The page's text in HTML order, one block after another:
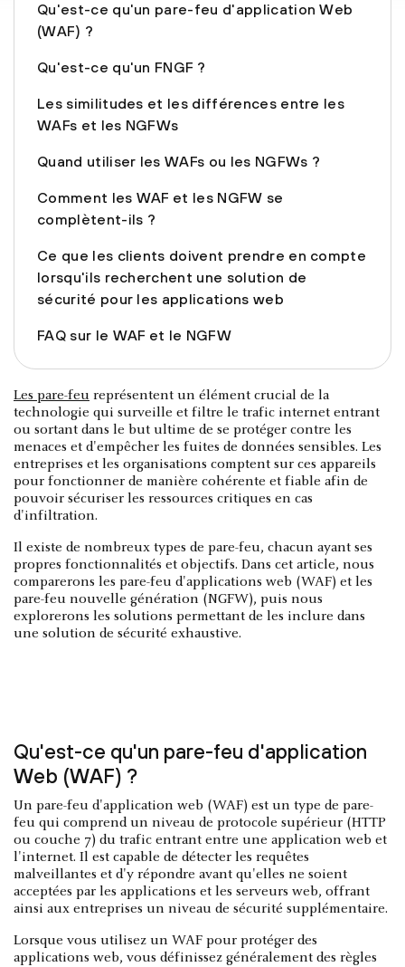
Qu'est-ce qu'un pare-feu d'application Web
(WAF) ?
Qu'est-ce qu'un FNGF ?
Les similitudes et les différences entre les
WAFs et les NGFWs
Quand utiliser les WAFs ou les NGFWs ?
Comment les WAF et les NGFW se
complètent-ils ?
Ce que les clients doivent prendre en compte
lorsqu'ils recherchent une solution de
sécurité pour les applications web
FAQ sur le WAF et le NGFW
Les pare-feu représentent un élément crucial de la
technologie qui surveille et filtre le trafic internet entrant
ou sortant dans le but ultime de se protéger contre les
menaces et d'empêcher les fuites de données sensibles. Les
entreprises et les organisations comptent sur ces appareils
pour fonctionner de manière cohérente et fiable afin de
pouvoir sécuriser les ressources critiques en cas
d'infiltration.
Il existe de nombreux types de pare-feu, chacun ayant ses
propres fonctionnalités et objectifs. Dans cet article, nous
comparerons les pare-feu d'applications web (WAF) et les
pare-feu nouvelle génération (NGFW), puis nous
explorerons les solutions permettant de les inclure dans
une solution de sécurité exhaustive.
Qu'est-ce qu'un pare-feu d'application
Web (WAF) ?
Un pare-feu d'application web (WAF) est un type de pare-
feu qui comprend un niveau de protocole supérieur (HTTP
ou couche 7) du trafic entrant entre une application web et
l'internet. Il est capable de détecter les requêtes
malveillantes et d'y répondre avant qu'elles ne soient
acceptées par les applications et les serveurs web, offrant
ainsi aux entreprises un niveau de sécurité supplémentaire.
Lorsque vous utilisez un WAF pour protéger des
applications web, vous définissez généralement des règles